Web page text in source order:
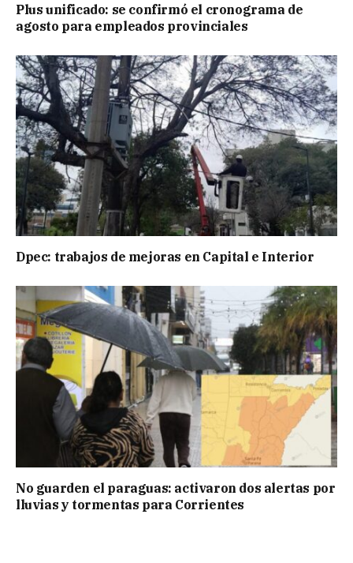
Plus unificado: se confirmó el cronograma de
agosto para empleados provinciales
Dpec: trabajos de mejoras en Capital e Interior
No guarden el paraguas: activaron dos alertas por
lluvias y tormentas para Corrientes